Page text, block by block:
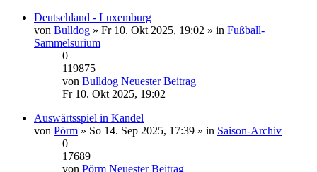
Deutschland - Luxemburg
von Bulldog » Fr 10. Okt 2025, 19:02 » in Fußball-
Sammelsurium
0
119875
von Bulldog Neuester Beitrag
Fr 10. Okt 2025, 19:02
Auswärtsspiel in Kandel
von Pörm » So 14. Sep 2025, 17:39 » in Saison-Archiv
0
17689
von Pörm Neuester Beitrag